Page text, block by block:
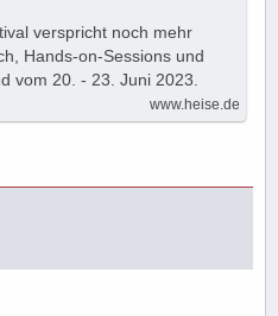
verspricht noch mehr
Hands-on-Sessions und
vom 20. - 23. Juni 2023.
www.heise.de